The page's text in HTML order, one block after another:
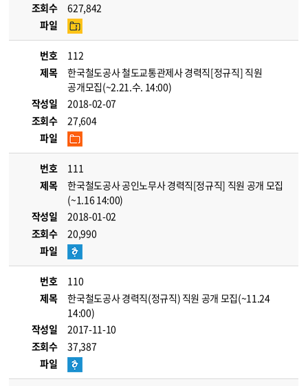
조회수
627,842
파일
번호
112
제목
한국철도공사 철도교통관제사 경력직[정규직] 직원
공개모집(~2.21.수. 14:00)
작성일
2018-02-07
조회수
27,604
파일
번호
111
제목
한국철도공사 공인노무사 경력직[정규직] 직원 공개 모집
(~1.16 14:00)
작성일
2018-01-02
조회수
20,990
파일
번호
110
제목
한국철도공사 경력직(정규직) 직원 공개 모집(~11.24
14:00)
작성일
2017-11-10
조회수
37,387
파일